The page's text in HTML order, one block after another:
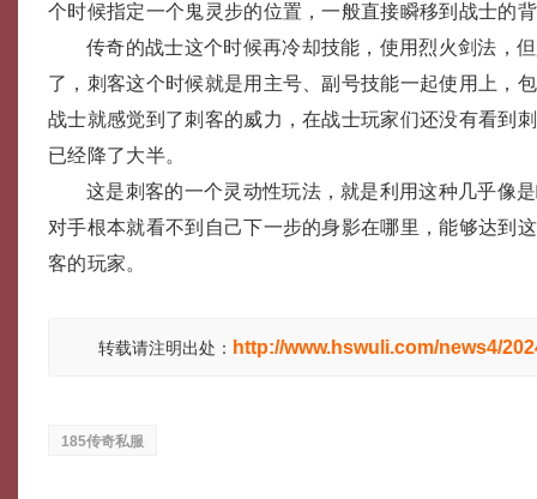
个时候指定一个鬼灵步的位置，一般直接瞬移到战士的
传奇的战士这个时候再冷却技能，使用烈火剑法，
了，刺客这个时候就是用主号、副号技能一起使用上，
战士就感觉到了刺客的威力，在战士玩家们还没有看到
已经降了大半。
这是刺客的一个灵动性玩法，就是利用这种几乎像
对手根本就看不到自己下一步的身影在哪里，能够达到
客的玩家。
转载请注明出处： http://www.hswuli.com/news4/
185传奇私服